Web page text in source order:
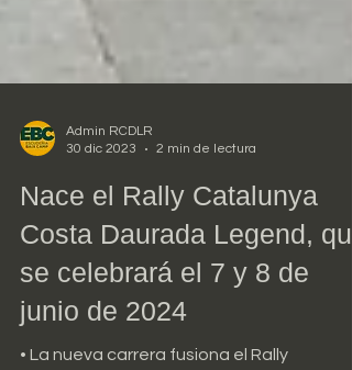
30 dic 2023
2 min de lectura
Nace el Rally Catalunya
Costa Daurada Legend, que
se celebrará el 7 y 8 de
junio de 2024